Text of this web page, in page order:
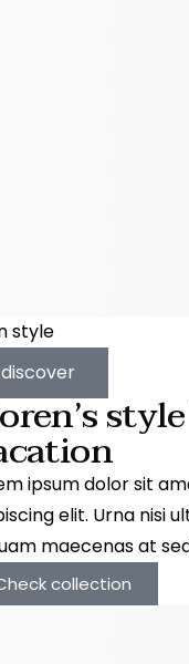
style
discover
ipsum dolor sit
elit. Urna nisi
maecenas at
collection